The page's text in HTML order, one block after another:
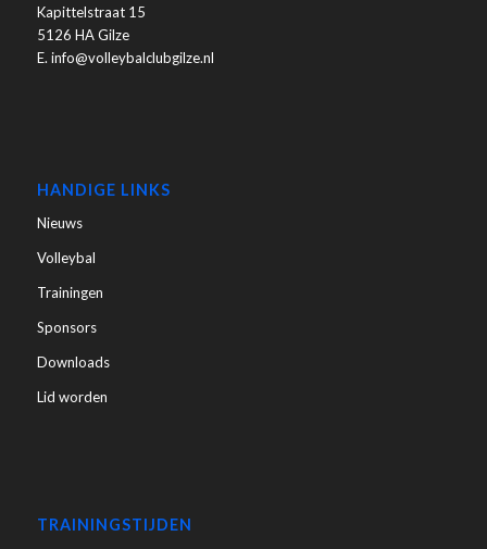
Kapittelstraat 15
5126 HA Gilze
E. info@volleybalclubgilze.nl
HANDIGE LINKS
Nieuws
Volleybal
Trainingen
Sponsors
Downloads
Lid worden
TRAININGSTIJDEN